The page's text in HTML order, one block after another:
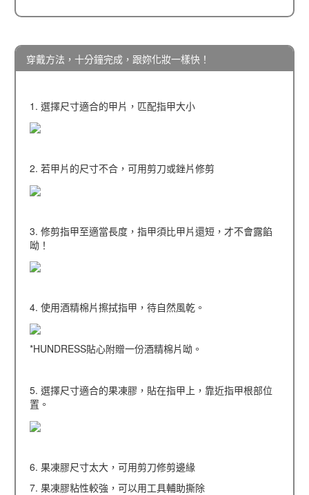
穿戴方法，十分鐘完成，跟妳化妝一樣快！
1. 選擇尺寸適合的甲片，匹配指甲大小
2. 若甲片的尺寸不合，可用剪刀或銼片修剪
3. 修剪指甲至適當長度，指甲須比甲片還短，才不會露餡
呦！
4. 使用酒精棉片擦拭指甲，待自然風乾。
*HUNDRESS貼心附贈一份酒精棉片呦。
5. 選擇尺寸適合的果凍膠，貼在指甲上，靠近指甲根部位
置。
6. 果凍膠尺寸太大，可用剪刀修剪邊緣
7. 果凍膠粘性較強，可以用工具輔助撕除